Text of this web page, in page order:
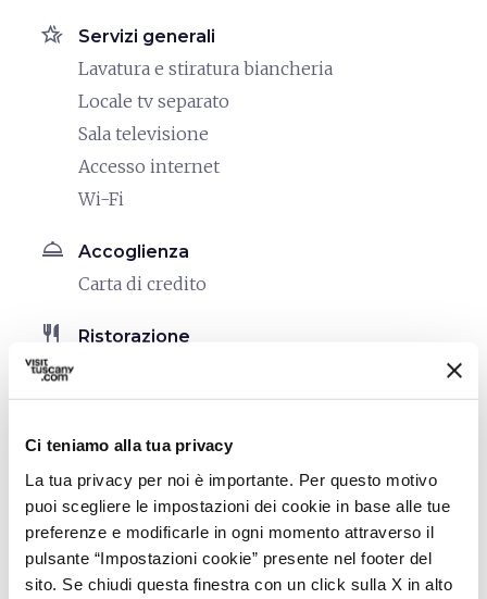
Ci teniamo alla tua privacy
La tua privacy per noi è importante. Per questo motivo
puoi scegliere le impostazioni dei cookie in base alle tue
preferenze e modificarle in ogni momento attraverso il
pulsante “Impostazioni cookie” presente nel footer del
sito. Se chiudi questa finestra con un click sulla X in alto
hotel_class Servizi generali
Lavatura e stiratura biancheria
Locale tv separato
Sala televisione
Accesso internet
Wi-Fi
room_service Accoglienza
Carta di credito
restaurant Ristorazione
Servizio bar
Servizio colazione in camera
bed Camere
Asciugacapelli
Aria condizionata
Frigo Bar